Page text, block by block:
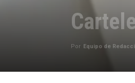
Por Equipo de